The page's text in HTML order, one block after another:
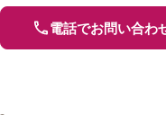
電話でお問い合わ